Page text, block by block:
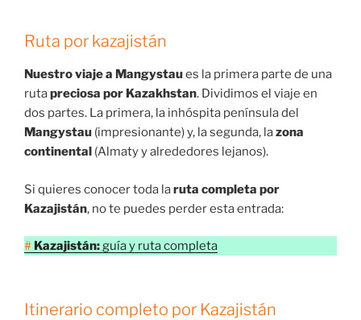
Ruta por kazajistán
Nuestro viaje a Mangystaues la primera parte de una
rutapreciosa por Kazakhstan. Dividimos el viaje en
dos partes. La primera, la inhóspita península del
Mangystau (impresionante) y, la segunda, lazona
continental (Almaty y alrededores lejanos).
Si quieres conocer toda laruta completa por
Kazajistán, no te puedes perder esta entrada:
# Kazajistán:guía y ruta completa
Itinerario completo por Kazajistán